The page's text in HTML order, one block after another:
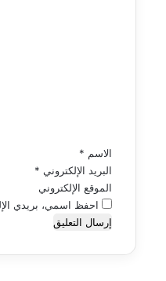
الاسم *
البريد الإلكتروني *
الموقع الإلكتروني
احفظ اسمي، بريدي